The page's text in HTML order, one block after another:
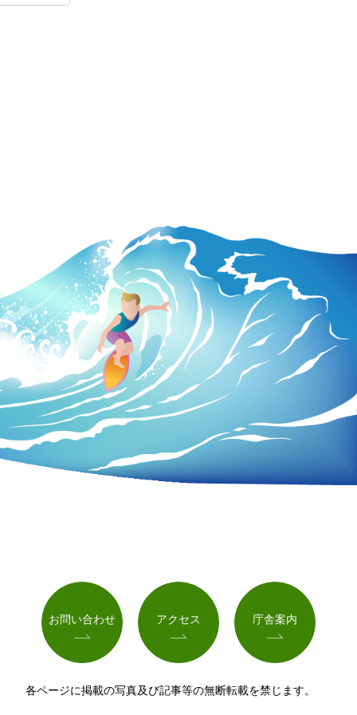
お問い合わせ アクセス 庁舎案内
各ページに掲載の写真及び記事等の無断転載を禁じます。